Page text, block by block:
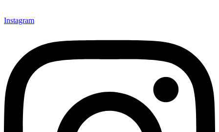
Instagram